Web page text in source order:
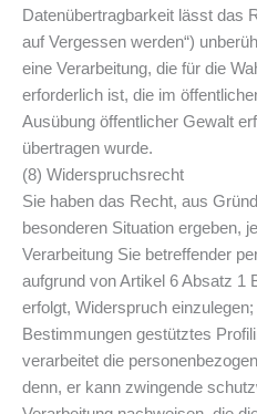
Datenübertragbarkeit lässt das
auf Vergessen werden“)
eine Verarbeitung, die für die
erforderlich ist, die im
Ausübung öffentlicher Gewalt
übertragen wurde.
(8) Widerspruchsrecht
Sie haben das Recht, aus
besonderen Situation ergeben,
Verarbeitung Sie betreffender
aufgrund von Artikel 6 Absatz 1
erfolgt, Widerspruch
Bestimmungen gestütztes
verarbeitet die
denn, er kann zwingende